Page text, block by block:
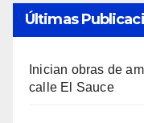
Últimas
Inician obras de
calle El Sauce